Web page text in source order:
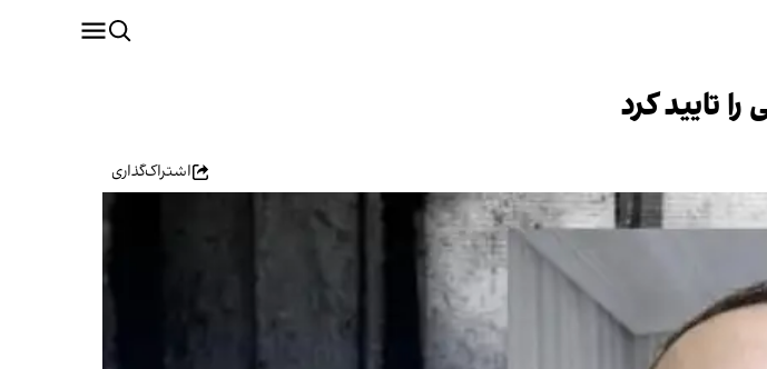
تایید کرد
اشتراک‌گذاری